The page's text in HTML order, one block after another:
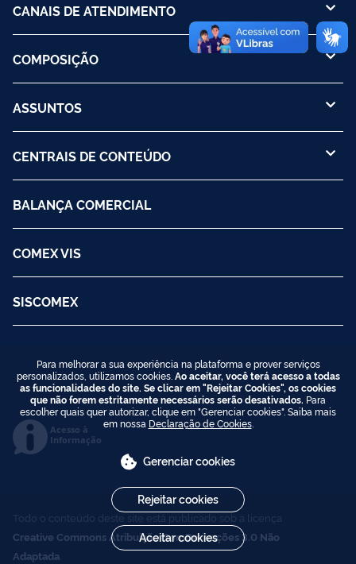
CANAIS DE ATENDIMENTO
COMPOSIÇÃO
ASSUNTOS
CENTRAIS DE CONTEÚDO
BALANÇA COMERCIAL
COMEX VIS
SISCOMEX
Acesso à
Informação
Todo o conteúdo deste site está publicado sob a licença
Creative Commons Atribuição-SemDerivações 3.0 Não
Adaptada
Para melhorar a sua experiência na plataforma e prover serviços
personalizados, utilizamos cookies. Ao aceitar, você terá acesso a todas
as funcionalidades do site. Se clicar em "Rejeitar Cookies", os cookies
que não forem estritamente necessários serão desativados. Para
escolher quais quer autorizar, clique em "Gerenciar cookies". Saiba mais
em nossa Declaração de Cookies.
Gerenciar cookies
Rejeitar cookies
Aceitar cookies